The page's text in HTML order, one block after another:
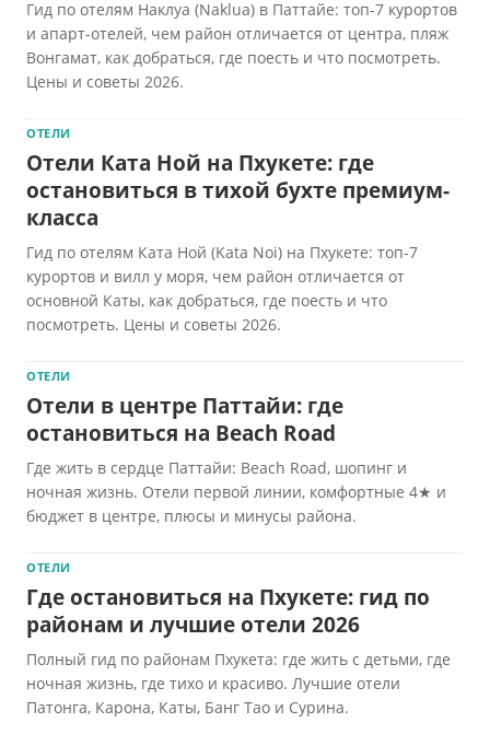
Гид по отелям Наклуа (Naklua) в Паттайе: топ-7 курортов
и апарт-отелей, чем район отличается от центра, пляж
Вонгамат, как добраться, где поесть и что посмотреть.
Цены и советы 2026.
ОТЕЛИ
Отели Ката Ной на Пхукете: где
остановиться в тихой бухте премиум-
класса
Гид по отелям Ката Ной (Kata Noi) на Пхукете: топ-7
курортов и вилл у моря, чем район отличается от
основной Каты, как добраться, где поесть и что
посмотреть. Цены и советы 2026.
ОТЕЛИ
Отели в центре Паттайи: где
остановиться на Beach Road
Где жить в сердце Паттайи: Beach Road, шопинг и
ночная жизнь. Отели первой линии, комфортные 4★ и
бюджет в центре, плюсы и минусы района.
ОТЕЛИ
Где остановиться на Пхукете: гид по
районам и лучшие отели 2026
Полный гид по районам Пхукета: где жить с детьми, где
ночная жизнь, где тихо и красиво. Лучшие отели
Патонга, Карона, Каты, Банг Тао и Сурина.